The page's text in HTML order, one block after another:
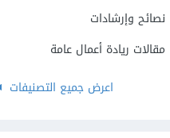
نصائح وإرشادات
مقالات ريادة أعمال عامة
اعرض جميع التصنيفات